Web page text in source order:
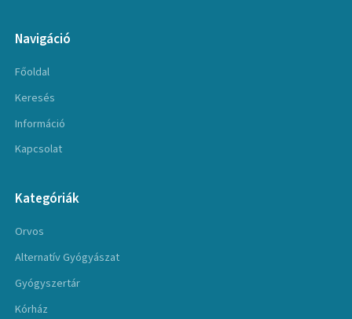
Navigáció
Főoldal
Keresés
Információ
Kapcsolat
Kategóriák
Orvos
Alternatív Gyógyászat
Gyógyszertár
Kórház